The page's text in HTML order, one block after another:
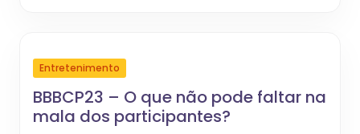
Entretenimento
BBBCP23 – O que não pode faltar na
mala dos participantes?